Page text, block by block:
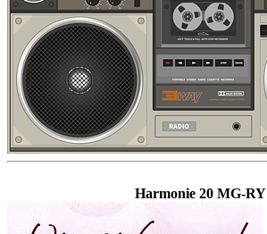
Harmonie 20 MG-RY